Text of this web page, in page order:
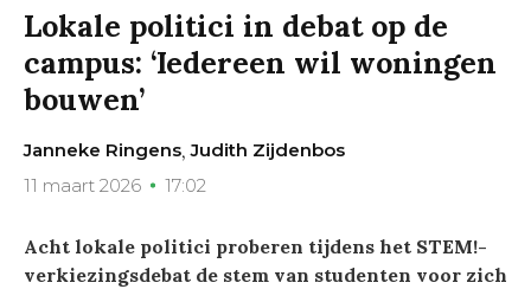
Lokale politici in debat op de
campus: ‘Iedereen wil woningen
bouwen’
Janneke Ringens,Judith Zijdenbos
11 maart 2026
17:02
Acht lokale politici proberen tijdens het STEM!-
verkiezingsdebat de stem van studenten voor zich